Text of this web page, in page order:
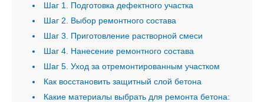
Шаг 1. Подготовка дефектного участка
Шаг 2. Выбор ремонтного состава
Шаг 3. Приготовление растворной смеси
Шаг 4. Нанесение ремонтного состава
Шаг 5. Уход за отремонтированным участком
Как восстановить защитный слой бетона
Какие материалы выбрать для ремонта бетона: